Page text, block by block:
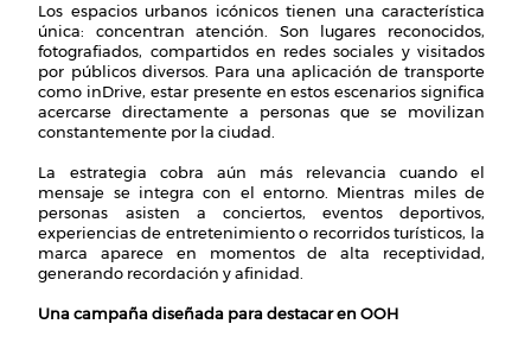
Los espacios urbanos icónicos tienen una característica
única: concentran atención. Son lugares reconocidos,
fotografiados, compartidos en redes sociales y visitados
por públicos diversos. Para una aplicación de transporte
como inDrive, estar presente en estos escenarios significa
acercarse directamente a personas que se movilizan
constantemente por la ciudad.
La estrategia cobra aún más relevancia cuando el
mensaje se integra con el entorno. Mientras miles de
personas asisten a conciertos, eventos deportivos,
experiencias de entretenimiento o recorridos turísticos, la
marca aparece en momentos de alta receptividad,
generando recordación y afinidad.
Una campaña diseñada para destacar en OOH